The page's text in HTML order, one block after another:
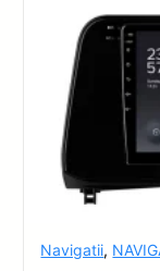
Navigatii,